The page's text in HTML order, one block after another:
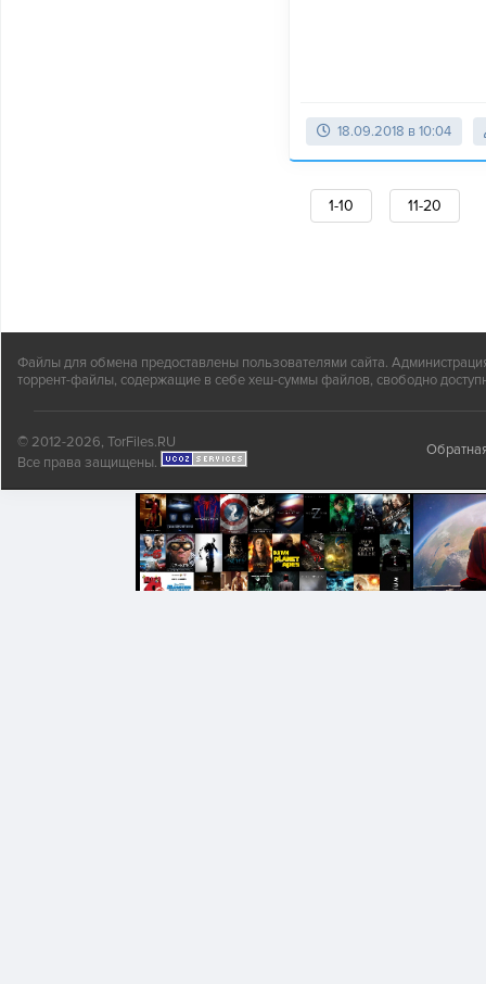
18.09.2018 в 10:04
1-10 11-20
Файлы для обмена предоставлены пользователями сайта.
торрент-файлы, содержащие в себе хеш-суммы файлов, свободно
© 2012-2026, TorFiles.RU
Все права защищены.